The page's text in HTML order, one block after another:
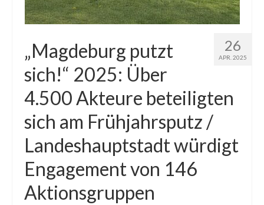
26
APR. 2025
„Magdeburg putzt
sich!“ 2025: Über
4.500 Akteure beteiligten
sich am Frühjahrsputz /
Landeshauptstadt würdigt
Engagement von 146
Aktionsgruppen